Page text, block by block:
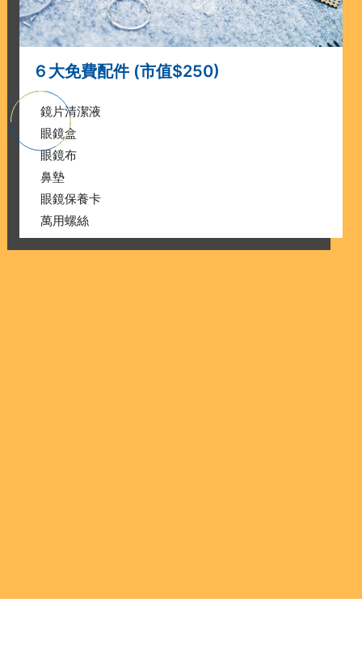
６大免費配件 (市值$250)
鏡片清潔液
眼鏡盒
眼鏡布
鼻墊
眼鏡保養卡
萬用螺絲